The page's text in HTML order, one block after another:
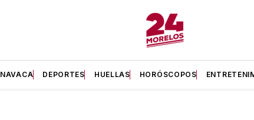
DEPORTES HUELLAS HORÓSCOPOS